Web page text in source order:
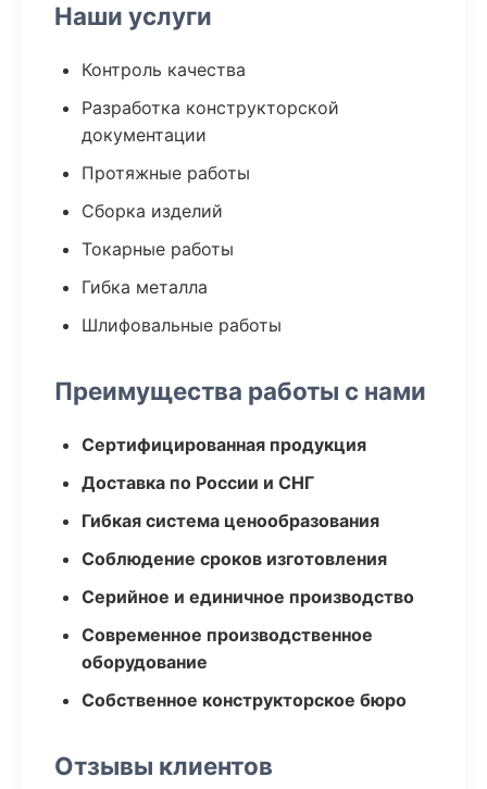
Наши услуги
Контроль качества
Разработка конструкторской
документации
Протяжные работы
Сборка изделий
Токарные работы
Гибка металла
Шлифовальные работы
Преимущества работы с нами
Сертифицированная продукция
Доставка по России и СНГ
Гибкая система ценообразования
Соблюдение сроков изготовления
Серийное и единичное производство
Современное производственное
оборудование
Собственное конструкторское бюро
Отзывы клиентов